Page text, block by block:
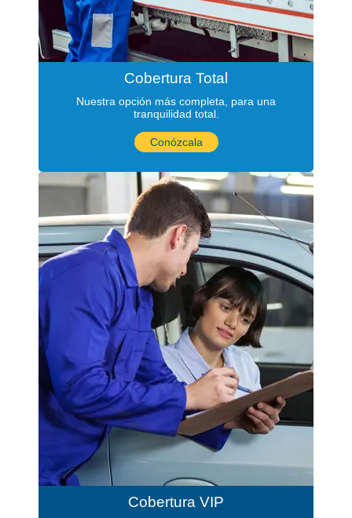
Cobertura Total
Nuestra opción más completa, para una
tranquilidad total.
Conózcala
Cobertura VIP